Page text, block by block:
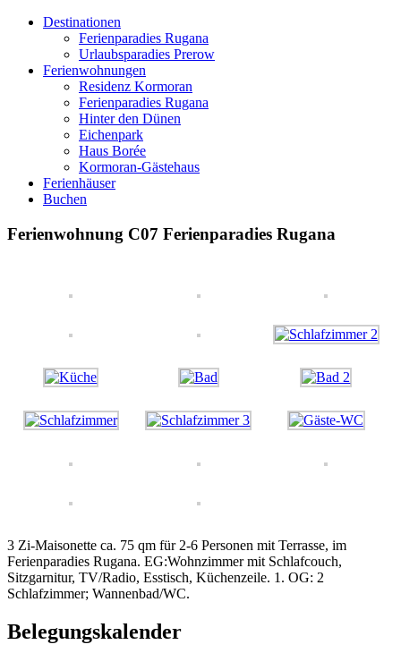
Destinationen
Ferienparadies Rugana
Urlaubsparadies Prerow
Ferienwohnungen
Residenz Kormoran
Ferienparadies Rugana
Hinter den Dünen
Eichenpark
Haus Borée
Kormoran-Gästehaus
Ferienhäuser
Buchen
Ferienwohnung C07 Ferienparadies Rugana
3 Zi-Maisonette ca. 75 qm für 2-6 Personen mit Terrasse, im
Ferienparadies Rugana. EG:Wohnzimmer mit Schlafcouch,
Sitzgarnitur, TV/Radio, Esstisch, Küchenzeile. 1. OG: 2
Schlafzimmer; Wannenbad/WC.
Belegungskalender